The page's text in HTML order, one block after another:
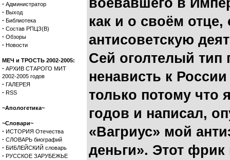
· Администратор
· Выход
· Библиотека
· Состав РПЦЗ(В)
· Обзоры
· Новости
МЕЧ и ТРОСТЬ 2002-2005:
· АРХИВ СТАРОГО МИТ
2002-2005 годов
· ГАЛЕРЕЯ
· RSS
~Апологетика~
~Словари~
· ИСТОРИЯ Отечества
· СЛОВАРЬ биографий
· БИБЛЕЙСКИЙ словарь
· РУССКОЕ ЗАРУБЕЖЬЕ
воевавшего в
как и о своём
антисоветскую
Сей оголтелый тип
ненависть к
только потому что
годов и написал,
«Вагриус» мой
деньги». Этот